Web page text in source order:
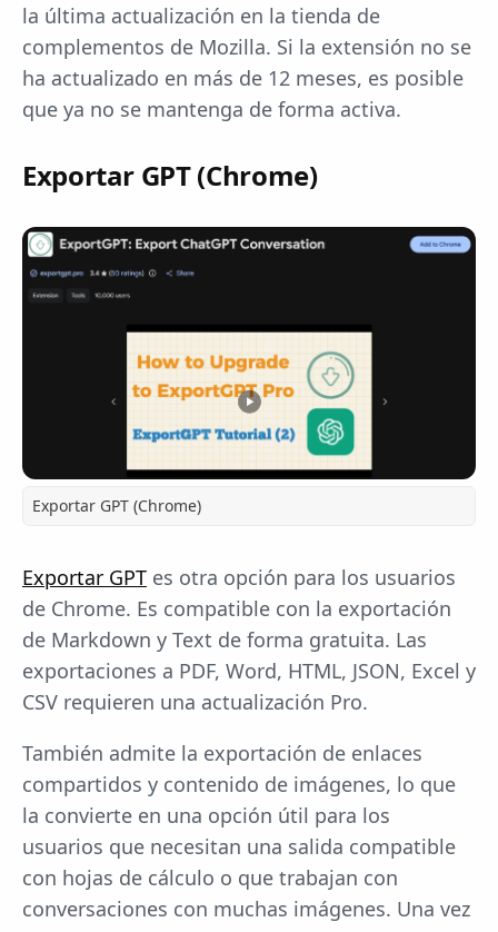
la última actualización en la tienda de
complementos de Mozilla. Si la extensión no se
ha actualizado en más de 12 meses, es posible
que ya no se mantenga de forma activa.
Exportar GPT (Chrome)
Exportar GPT (Chrome)
Exportar GPT es otra opción para los usuarios
de Chrome. Es compatible con la exportación
de Markdown y Text de forma gratuita. Las
exportaciones a PDF, Word, HTML, JSON, Excel y
CSV requieren una actualización Pro.
También admite la exportación de enlaces
compartidos y contenido de imágenes, lo que
la convierte en una opción útil para los
usuarios que necesitan una salida compatible
con hojas de cálculo o que trabajan con
conversaciones con muchas imágenes. Una vez